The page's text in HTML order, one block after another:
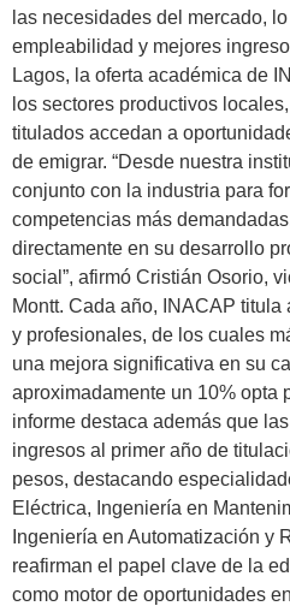
las necesidades del mercado,
empleabilidad y mejores
Lagos, la oferta académica de
los sectores productivos
titulados accedan a
de emigrar. “Desde nuestra
conjunto con la industria para
competencias más
directamente en su desarrollo
social”, afirmó Cristián Osorio,
Montt. Cada año, INACAP
y profesionales, de los cuales
una mejora significativa en su
aproximadamente un 10% opta
informe destaca además que
ingresos al primer año de
pesos, destacando
Eléctrica, Ingeniería en
Ingeniería en Automatización y
reafirman el papel clave de la
como motor de oportunidades